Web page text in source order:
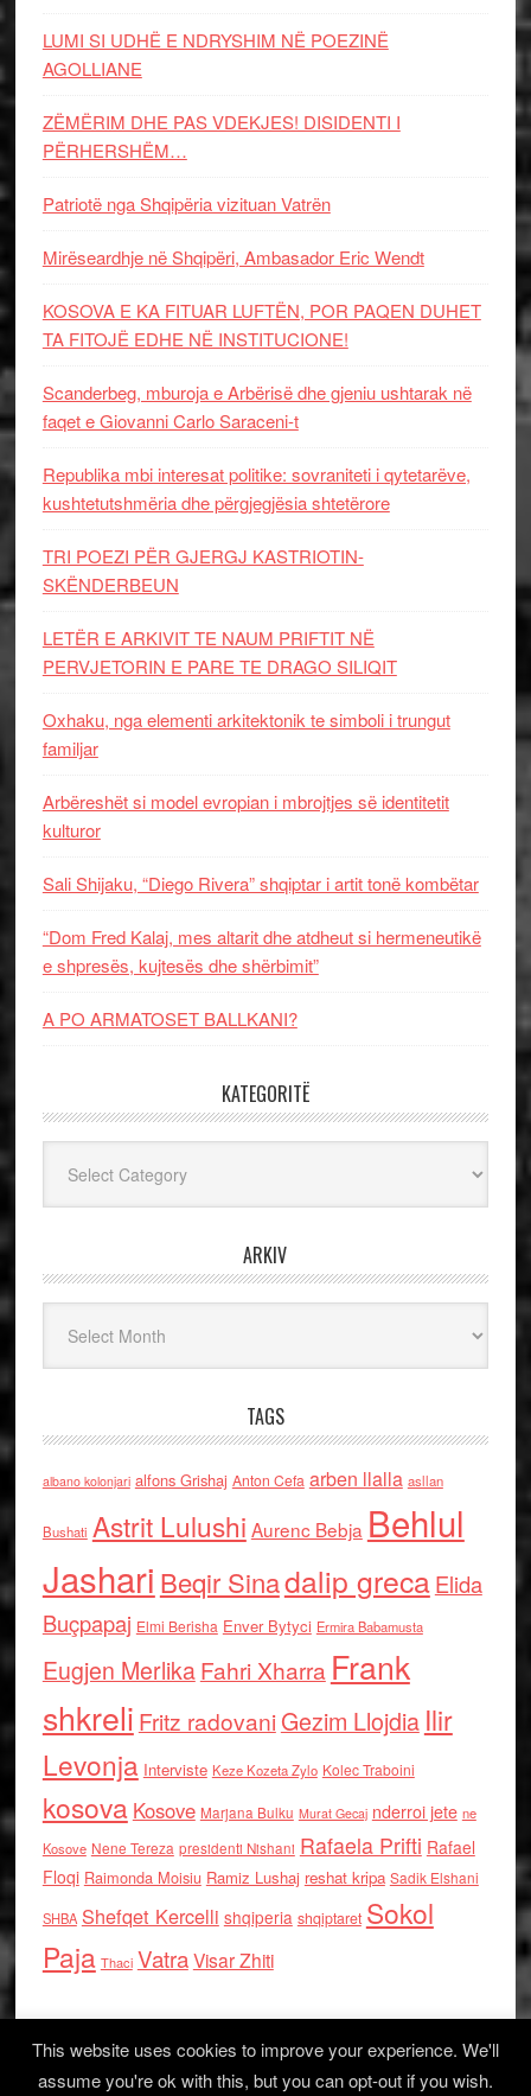
LUMI SI UDHË E NDRYSHIM NË POEZINË
AGOLLIANE
ZËMËRIM DHE PAS VDEKJES! DISIDENTI I
PËRHERSHËM…
Patriotë nga Shqipëria vizituan Vatrën
Mirëseardhje në Shqipëri, Ambasador Eric Wendt
KOSOVA E KA FITUAR LUFTËN, POR PAQEN DUHET
TA FITOJË EDHE NË INSTITUCIONE!
Scanderbeg, mburoja e Arbërisë dhe gjeniu ushtarak në
faqet e Giovanni Carlo Saraceni-t
Republika mbi interesat politike: sovraniteti i qytetarëve,
kushtetutshmëria dhe përgjegjësia shtetërore
TRI POEZI PËR GJERGJ KASTRIOTIN-
SKËNDERBEUN
LETËR E ARKIVIT TE NAUM PRIFTIT NË
PERVJETORIN E PARE TE DRAGO SILIQIT
Oxhaku, nga elementi arkitektonik te simboli i trungut
familjar
Arbëreshët si model evropian i mbrojtjes së identitetit
kulturor
Sali Shijaku, “Diego Rivera” shqiptar i artit tonë kombëtar
“Dom Fred Kalaj, mes altarit dhe atdheut si hermeneutikë
e shpresës, kujtesës dhe shërbimit”
A PO ARMATOSET BALLKANI?
KATEGORITË
ARKIV
TAGS
albano kolonjari alfons Grishaj Anton Cefa arben llalla asllan
Bushati Astrit Lulushi Aurenc Bebja Behlul
Jashari Beqir Sinadalip grecaElida
Buçpapaj Elmi Berisha Enver Bytyci Ermira Babamusta
Eugjen MerlikaFahri Xharra Frank
shkreli Fritz radovaniGezim Llojdia Ilir
Levonja Interviste Keze Kozeta Zylo Kolec Traboini
kosova Kosove Marjana Bulku Murat Gecaj nderroi jete ne
Kosove Nene Tereza presidenti Nishani Rafaela Prifti Rafael
Floqi Raimonda Moisiu Ramiz Lushaj reshat kripa Sadik Elshani
SHBA Shefqet Kercelli shqiperia shqiptaret Sokol
Paja Thaci VatraVisar Zhiti
This website uses cookies to improve your experience. We'll
assume you're ok with this, but you can opt-out if you wish.